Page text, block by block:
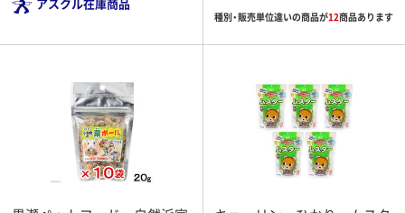
種別・販売単位違いの商品が12商品あります